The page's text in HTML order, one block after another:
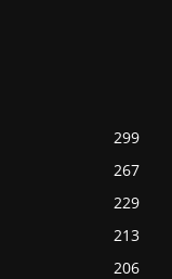
299
267
229
213
206